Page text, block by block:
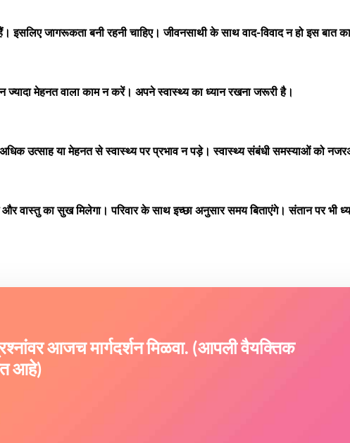
इसलिए जागरूकता बनी रहनी चाहिए। जीवनसाथी के साथ वाद-विवाद न हो इस बात
मेहनत वाला काम न करें। अपने स्वास्थ्य का ध्यान रखना जरूरी है।
उत्साह या मेहनत से स्वास्थ्य पर प्रभाव न पड़े। स्वास्थ्य संबंधी समस्याओं को
वास्तु का सुख मिलेगा। परिवार के साथ इच्छा अनुसार समय बिताएंगे। संतान पर भी
आजच मार्गदर्शन मिळवा. (आपली वैयक्तिक
आहे)